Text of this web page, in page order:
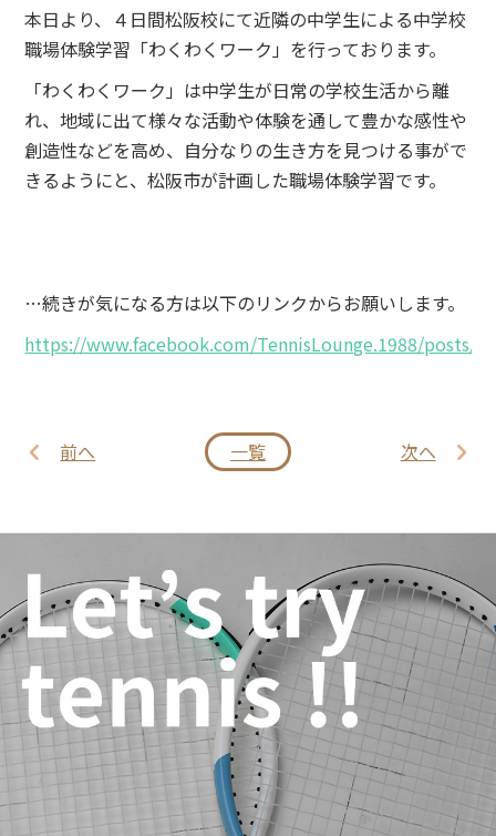
本日より、４日間松阪校にて近隣の中学生による中学校
職場体験学習「わくわくワーク」を行っております。
「わくわくワーク」は中学生が日常の学校生活から離
れ、地域に出て様々な活動や体験を通して豊かな感性や
創造性などを高め、自分なりの生き方を見つける事がで
きるようにと、松阪市が計画した職場体験学習です。
…続きが気になる方は以下のリンクからお願いします。
https://www.facebook.com/TennisLounge.1988/posts/
前へ 一覧 次へ